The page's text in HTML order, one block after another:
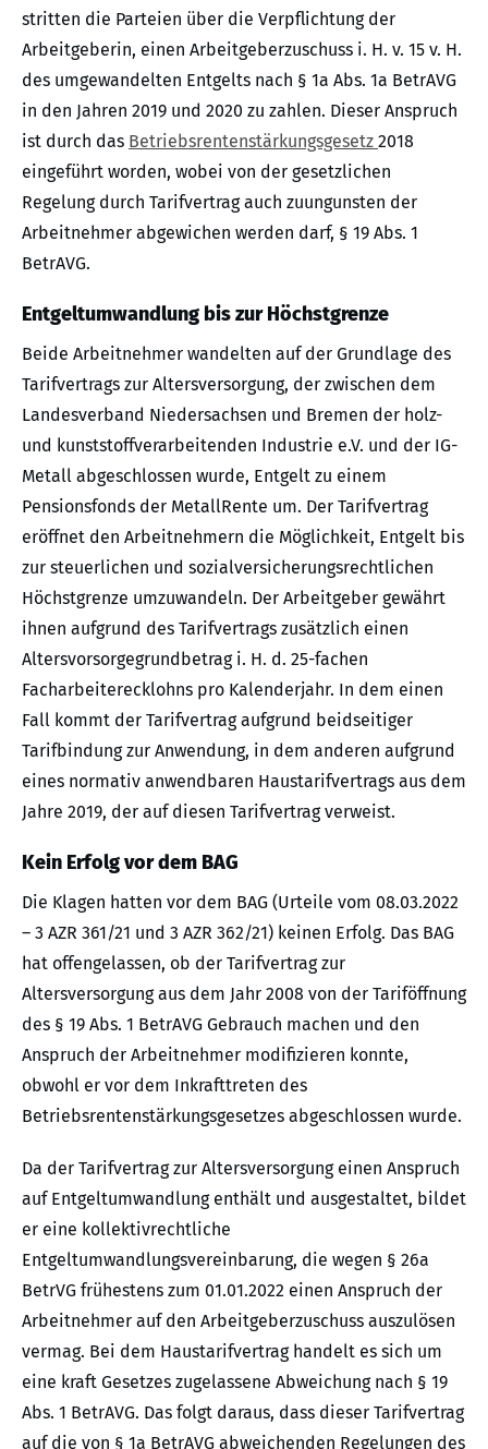
stritten die Parteien über die Verpflichtung der
Arbeitgeberin, einen Arbeitgeberzuschuss i. H. v. 15 v. H.
des umgewandelten Entgelts nach § 1a Abs. 1a BetrAVG
in den Jahren 2019 und 2020 zu zahlen. Dieser Anspruch
ist durch das Betriebsrentenstärkungsgesetz 2018
eingeführt worden, wobei von der gesetzlichen
Regelung durch Tarifvertrag auch zuungunsten der
Arbeitnehmer abgewichen werden darf, § 19 Abs. 1
BetrAVG.
Entgeltumwandlung bis zur Höchstgrenze
Beide Arbeitnehmer wandelten auf der Grundlage des
Tarifvertrags zur Altersversorgung, der zwischen dem
Landesverband Niedersachsen und Bremen der holz-
und kunststoffverarbeitenden Industrie e.V. und der IG-
Metall abgeschlossen wurde, Entgelt zu einem
Pensionsfonds der MetallRente um. Der Tarifvertrag
eröffnet den Arbeitnehmern die Möglichkeit, Entgelt bis
zur steuerlichen und sozialversicherungsrechtlichen
Höchstgrenze umzuwandeln. Der Arbeitgeber gewährt
ihnen aufgrund des Tarifvertrags zusätzlich einen
Altersvorsorgegrundbetrag i. H. d. 25-fachen
Facharbeiterecklohns pro Kalenderjahr. In dem einen
Fall kommt der Tarifvertrag aufgrund beidseitiger
Tarifbindung zur Anwendung, in dem anderen aufgrund
eines normativ anwendbaren Haustarifvertrags aus dem
Jahre 2019, der auf diesen Tarifvertrag verweist.
Kein Erfolg vor dem BAG
Die Klagen hatten vor dem BAG (Urteile vom 08.03.2022
– 3 AZR 361/21 und 3 AZR 362/21) keinen Erfolg. Das BAG
hat offengelassen, ob der Tarifvertrag zur
Altersversorgung aus dem Jahr 2008 von der Tariföffnung
des § 19 Abs. 1 BetrAVG Gebrauch machen und den
Anspruch der Arbeitnehmer modifizieren konnte,
obwohl er vor dem Inkrafttreten des
Betriebsrentenstärkungsgesetzes abgeschlossen wurde.
Da der Tarifvertrag zur Altersversorgung einen Anspruch
auf Entgeltumwandlung enthält und ausgestaltet, bildet
er eine kollektivrechtliche
Entgeltumwandlungsvereinbarung, die wegen § 26a
BetrVG frühestens zum 01.01.2022 einen Anspruch der
Arbeitnehmer auf den Arbeitgeberzuschuss auszulösen
vermag. Bei dem Haustarifvertrag handelt es sich um
eine kraft Gesetzes zugelassene Abweichung nach § 19
Abs. 1 BetrAVG. Das folgt daraus, dass dieser Tarifvertrag
auf die von § 1a BetrAVG abweichenden Regelungen des